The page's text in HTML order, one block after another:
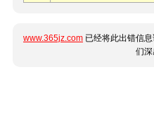
www.365jz.com 已经将此出错信
们